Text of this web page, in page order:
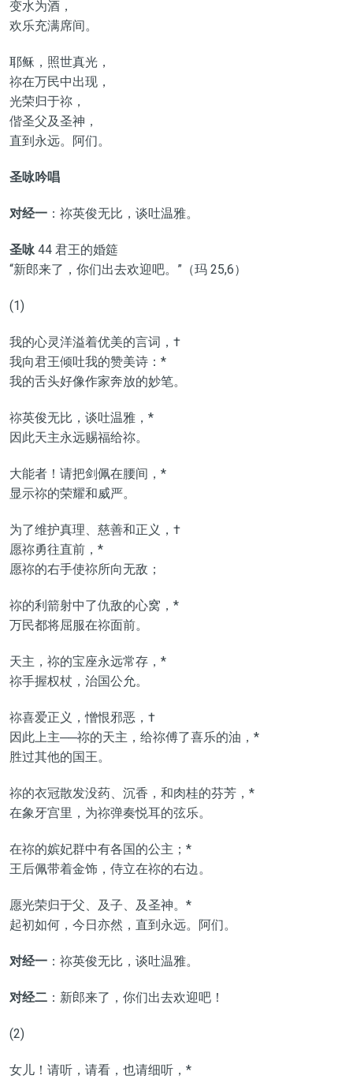
变水为酒，
欢乐充满席间。
耶稣，照世真光，
祢在万民中出现，
光荣归于祢，
偕圣父及圣神，
直到永远。阿们。
圣咏吟唱
对经一：祢英俊无比，谈吐温雅。
圣咏 44 君王的婚筵
“新郎来了，你们出去欢迎吧。”（玛 25,6）
(1)
我的心灵洋溢着优美的言词，†
我向君王倾吐我的赞美诗：*
我的舌头好像作家奔放的妙笔。
祢英俊无比，谈吐温雅，*
因此天主永远赐福给祢。
大能者！请把剑佩在腰间，*
显示祢的荣耀和威严。
为了维护真理、慈善和正义，†
愿祢勇往直前，*
愿祢的右手使祢所向无敌；
祢的利箭射中了仇敌的心窝，*
万民都将屈服在祢面前。
天主，祢的宝座永远常存，*
祢手握权杖，治国公允。
祢喜爱正义，憎恨邪恶，†
因此上主──祢的天主，给祢傅了喜乐的油，*
胜过其他的国王。
祢的衣冠散发没药、沉香，和肉桂的芬芳，*
在象牙宫里，为祢弹奏悦耳的弦乐。
在祢的嫔妃群中有各国的公主；*
王后佩带着金饰，侍立在祢的右边。
愿光荣归于父、及子、及圣神。*
起初如何，今日亦然，直到永远。阿们。
对经一：祢英俊无比，谈吐温雅。
对经二：新郎来了，你们出去欢迎吧！
(2)
女儿！请听，请看，也请细听，*